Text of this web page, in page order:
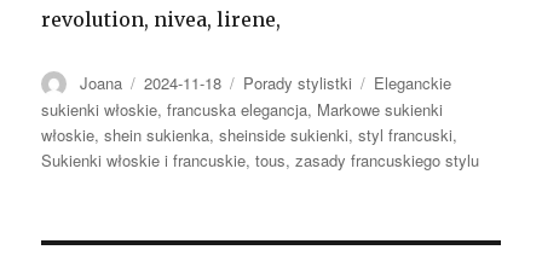
revolution, nivea, lirene,
Autor
Joana Opublikowano
2024-11-18 Kategorie
Porady stylistki Tagi
Eleganckie
sukienki włoskie,francuska elegancja, Markowe sukienki
włoskie,shein sukienka,sheinside sukienki,styl francuski,
Sukienki włoskie i francuskie,tous,zasady francuskiego stylu